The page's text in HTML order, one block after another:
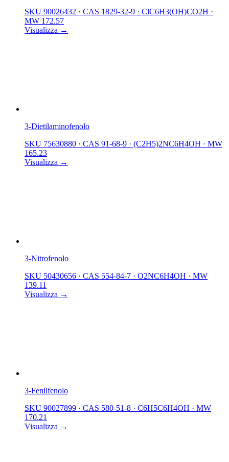
SKU 90026432 · CAS 1829-32-9 · ClC6H3(OH)CO2H ·
MW 172.57
Visualizza →
3-Dietilaminofenolo
SKU 75630880 · CAS 91-68-9 · (C2H5)2NC6H4OH · MW
165.23
Visualizza →
3-Nitrofenolo
SKU 50430656 · CAS 554-84-7 · O2NC6H4OH · MW
139.11
Visualizza →
3-Fenilfenolo
SKU 90027899 · CAS 580-51-8 · C6H5C6H4OH · MW
170.21
Visualizza →